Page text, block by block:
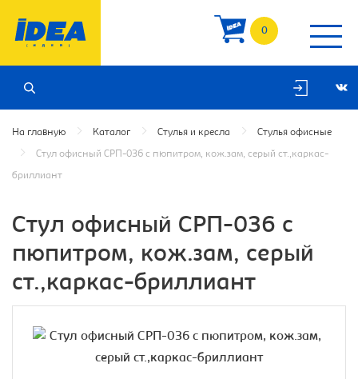
0
На главную Каталог Стулья и кресла Стулья офисные
Стул офисный СРП-036 с пюпитром, кож.зам, серый ст.,каркас-
бриллиант
Стул офисный СРП-036 с
пюпитром, кож.зам, серый
ст.,каркас-бриллиант